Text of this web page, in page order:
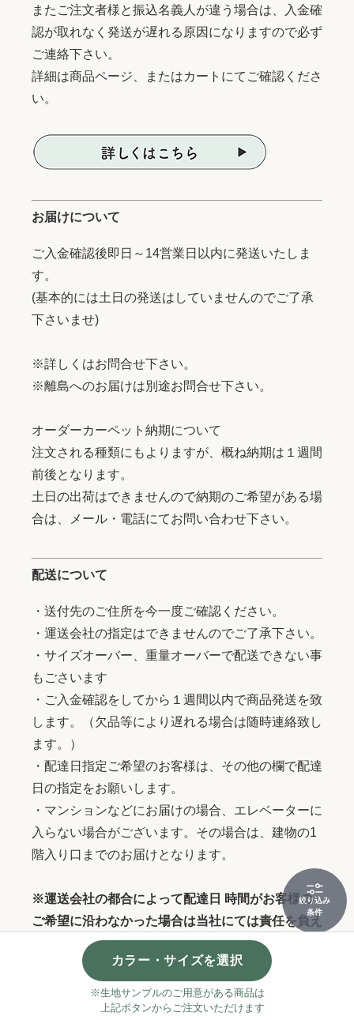
絞り込み
条件
カラー・サイズを選択
※生地サンプルのご用意がある商品は
上記ボタンからご注文いただけます
またご注文者様と振込名義人が違う場合は、入金確
認が取れなく発送が遅れる原因になりますので必ず
ご連絡下さい。
詳細は商品ページ、またはカートにてご確認くださ
い。
お届けについて
ご入金確認後即日～14営業日以内に発送いたしま
す。
(基本的には土日の発送はしていませんのでご了承
下さいませ)
※詳しくはお問合せ下さい。
※離島へのお届けは別途お問合せ下さい。
オーダーカーペット納期について
注文される種類にもよりますが、概ね納期は１週間
前後となります。
土日の出荷はできませんので納期のご希望がある場
合は、メール・電話にてお問い合わせ下さい。
配送について
・送付先のご住所を今一度ご確認ください。
・運送会社の指定はできませんのでご了承下さい。
・サイズオーバー、重量オーバーで配送できない事
もごさいます
・ご入金確認をしてから１週間以内で商品発送を致
します。（欠品等により遅れる場合は随時連絡致し
ます。）
・配達日指定ご希望のお客様は、その他の欄で配達
日の指定をお願いします。
・マンションなどにお届けの場合、エレベーターに
入らない場合がございます。その場合は、建物の1
階入り口までのお届けとなります。
※運送会社の都合によって配達日 時間がお客様の
ご希望に沿わなかった場合は当社にては責任を負え
かねます そのことが理由のキャンセルなどはお受
けつけいたしかねますのでご了承下さいませ。